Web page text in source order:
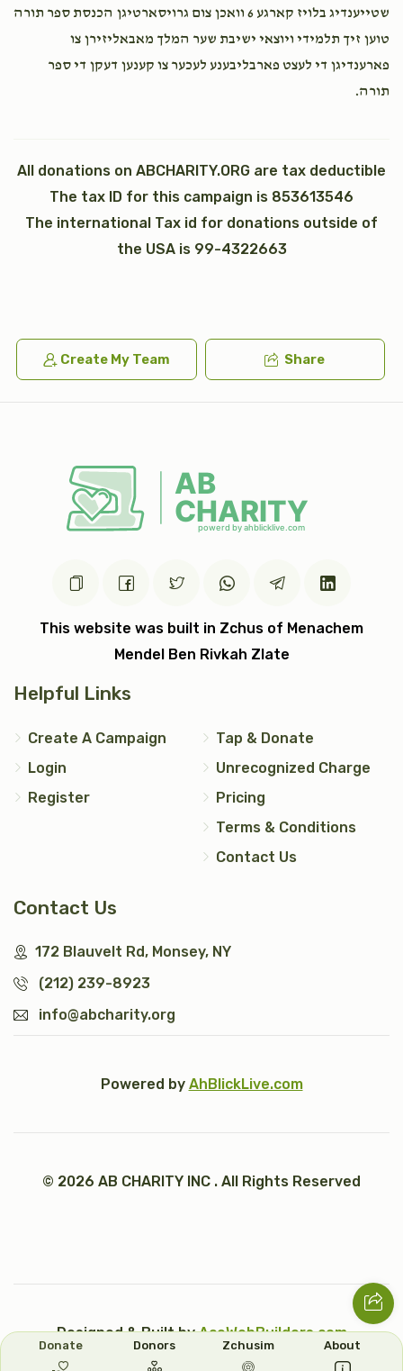
$2,600.00
כתר תורה
$5,000.00
כתונת (2)
$7,200.00
עצי חיים (2)
$7,200.00
טס כסף
שטייענדיג בלויז קארגע 6 וואכן צום גרויסארטיגן הכנסת ספר תורה
טוען זיך תלמידי ויוצאי ישיבת שער המלך מאבאליזירן צו
פארענדיגן די לעצט פארבליבענע לעכער צו קענען דעקן די ספר
תורה.
All donations on ABCHARITY.ORG are tax deductible
The tax ID for this campaign is 853613546
The international Tax id for donations outside of
the USA is 99-4322663
Create My Team Share
This website was built in Zchus of Menachem
Mendel Ben Rivkah Zlate
Helpful Links
Create A Campaign
Login
Register
Tap & Donate
Unrecognized Charge
Pricing
Terms & Conditions
Contact Us
Contact Us
172 Blauvelt Rd, Monsey, NY
(212) 239-8923
info@abcharity.org
Powered by AhBlickLive.com
© 2026 AB CHARITY INC . All Rights Reserved
Designed & Built byAceWebBuilders.com
Donate Donors Zchusim About